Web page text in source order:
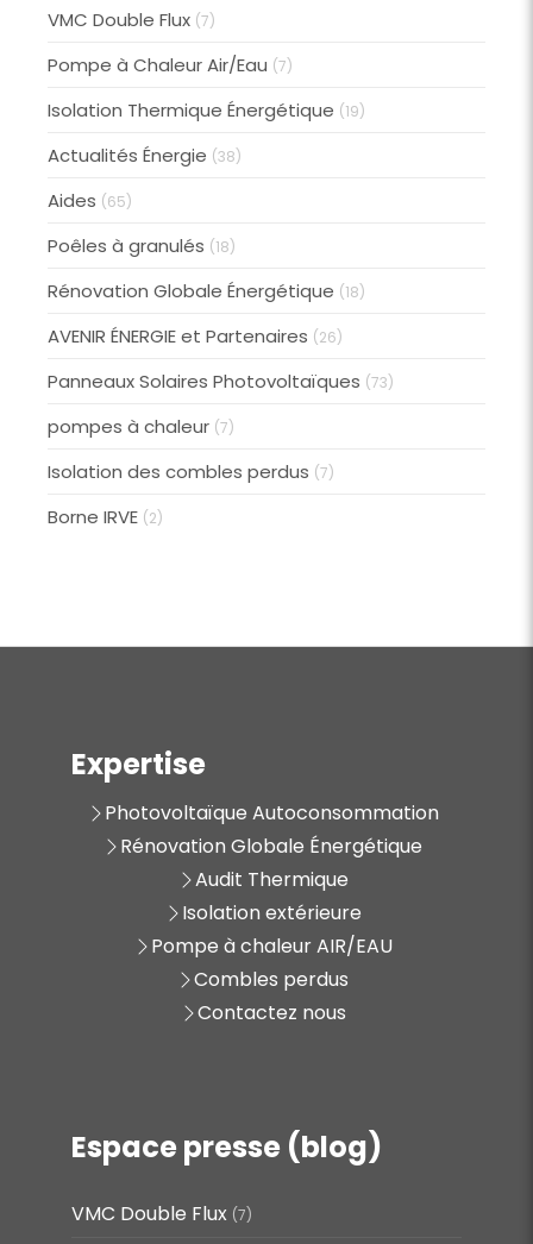
VMC Double Flux (7)
Pompe à Chaleur Air/Eau (7)
Isolation Thermique Énergétique (19)
Actualités Énergie (38)
Aides (65)
Poêles à granulés (18)
Rénovation Globale Énergétique (18)
AVENIR ÉNERGIE et Partenaires (26)
Panneaux Solaires Photovoltaïques (73)
pompes à chaleur (7)
Isolation des combles perdus (7)
Borne IRVE (2)
Expertise
Photovoltaïque Autoconsommation
Rénovation Globale Énergétique
Audit Thermique
Isolation extérieure
Pompe à chaleur AIR/EAU
Combles perdus
Contactez nous
Espace presse (blog)
VMC Double Flux (7)